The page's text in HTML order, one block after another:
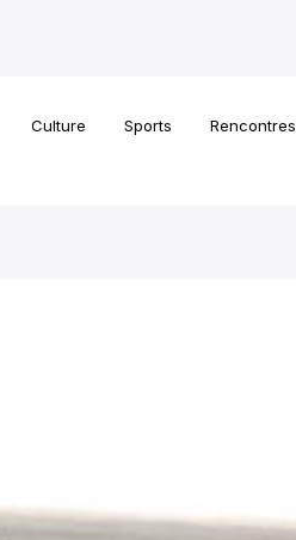
Culture Sports Rencontres